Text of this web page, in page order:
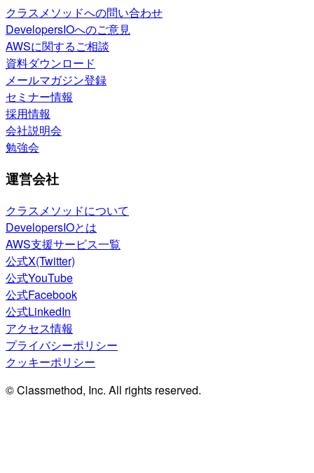
クラスメソッドへの問い合わせ
DevelopersIOへのご意見
AWSに関するご相談
資料ダウンロード
メールマガジン登録
セミナー情報
採用情報
会社説明会
勉強会
運営会社
クラスメソッドについて
DevelopersIOとは
AWS支援サービス一覧
公式X(Twitter)
公式YouTube
公式Facebook
公式LinkedIn
アクセス情報
プライバシーポリシー
クッキーポリシー
© Classmethod, Inc. All rights reserved.